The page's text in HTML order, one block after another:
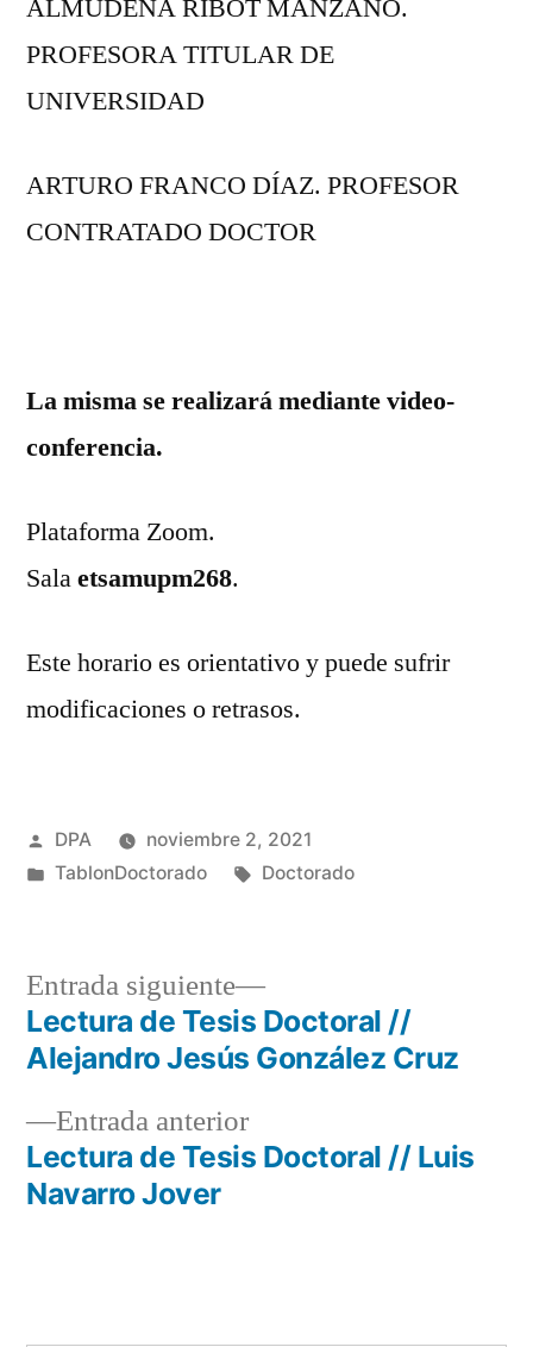
ALMUDENA RIBOT MANZANO.
PROFESORA TITULAR DE
UNIVERSIDAD
ARTURO FRANCO DÍAZ. PROFESOR
CONTRATADO DOCTOR
La misma se realizará mediante video-
conferencia.
Plataforma Zoom.
Salaetsamupm268.
Este horario es orientativo y puede sufrir
modificaciones o retrasos.
Publicado
por
DPA
noviembre 2, 2021
Publicado
TablonDoctorado Etiquetas:
Doctorado
Navegación
entradas
Entrada anteriorEntrada
anterior:
Lectura de Tesis Doctoral // Luis
Navarro Jover
Entrada siguiente
Entrada
siguiente:
Lectura de Tesis Doctoral //
Alejandro Jesús González Cruz